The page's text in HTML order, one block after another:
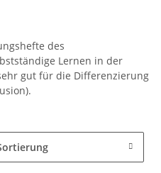
des
Lernen in der
gut für die Differenzierung